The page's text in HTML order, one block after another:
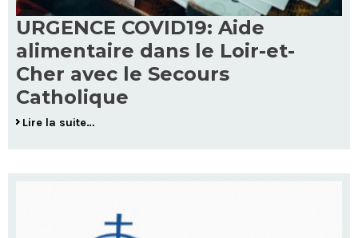
URGENCE COVID19: Aide
alimentaire dans le Loir-et-
Cher avec le Secours
Catholique
Lire la suite…